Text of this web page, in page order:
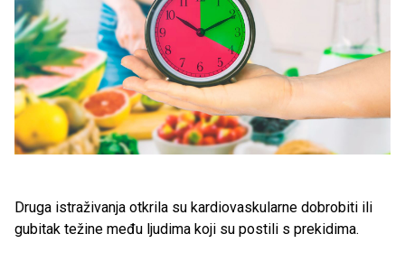
Druga istraživanja otkrila su kardiovaskularne dobrobiti ili
gubitak težine među ljudima koji su postili s prekidima.